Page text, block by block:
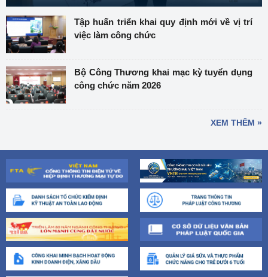
Tập huấn triển khai quy định mới về vị trí
việc làm công chức
Bộ Công Thương khai mạc kỳ tuyển dụng
công chức năm 2026
XEM THÊM »